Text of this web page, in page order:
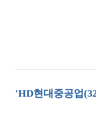
'HD현대중공업